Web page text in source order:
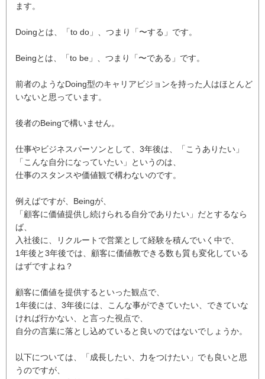
ます。
Doingとは、「to do」、つまり「〜する」です。
Beingとは、「to be」、つまり「〜である」です。
前者のようなDoing型のキャリアビジョンを持った人はほとんど
いないと思っています。
後者のBeingで構いません。
仕事やビジネスパーソンとして、3年後は、「こうありたい」
「こんな自分になっていたい」というのは、
仕事のスタンスや価値観で構わないのです。
例えばですが、Beingが、
「顧客に価値提供し続けられる自分でありたい」だとするなら
ば、
入社後に、リクルートで営業として経験を積んでいく中で、
1年後と3年後では、顧客に価値教できる数も質も変化している
はずですよね？
顧客に価値を提供するといった観点で、
1年後には、3年後には、こんな事ができていたい、できていな
ければ行かない、と言った視点で、
自分の言葉に落とし込めていると良いのではないでしょうか。
以下については、「成長したい、力をつけたい」でも良いと思
うのですが、